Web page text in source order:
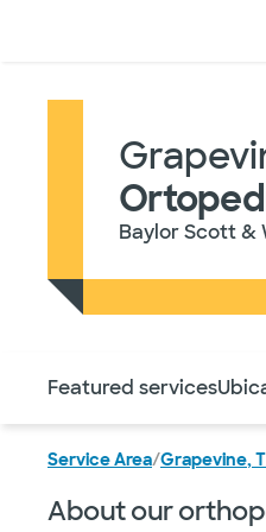
Baylor Scott &
Featured services
Service Area/Grapevine,
About our